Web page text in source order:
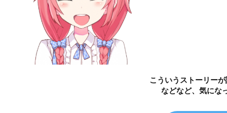
こういうストーリー
などなど、気にな